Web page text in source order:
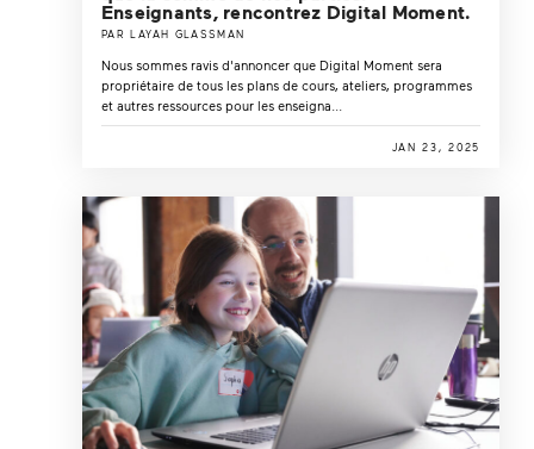
Enseignants, rencontrez Digital Moment.
PAR LAYAH GLASSMAN
Nous sommes ravis d'annoncer que Digital Moment sera
propriétaire de tous les plans de cours, ateliers, programmes
et autres ressources pour les enseigna...
JAN 23, 2025